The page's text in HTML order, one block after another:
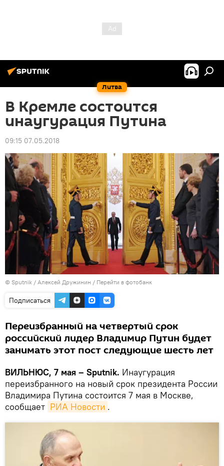
Литва
В Кремле состоится
инаугурация Путина
09:15 07.05.2018
© Sputnik / Алексей Дружинин / Перейти в фотобанк
Подписаться
Переизбранный на четвертый срок
российский лидер Владимир Путин будет
занимать этот пост следующие шесть лет
ВИЛЬНЮС, 7 мая – Sputnik. Инаугурация
переизбранного на новый срок президента России
Владимира Путина состоится 7 мая в Москве,
сообщает РИА Новости .